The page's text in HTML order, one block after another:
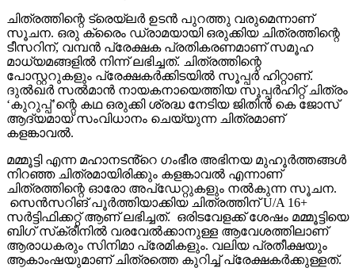
ചിത്രത്തിന്റെ ട്രെയ്‌ലർ ഉടൻ പുറത്തു വരുമെന്നാണ്
സൂചന. ഒരു ക്രൈം ഡ്രാമയായി ഒരുക്കിയ ചിത്രത്തിന്റെ
ടീസറിന്, വമ്പൻ പ്രേക്ഷക പ്രതികരണമാണ് സമൂഹ
മാധ്യമങ്ങളിൽ നിന്ന് ലഭിച്ചത്. ചിത്രത്തിന്റെ
പോസ്റ്ററുകളും പ്രേക്ഷകർക്കിടയിൽ സൂപ്പർ ഹിറ്റാണ്.
ദുൽഖർ സൽമാൻ നായകനായെത്തിയ സൂപ്പർഹിറ്റ് ചിത്രം
‘കുറുപ്പ്’ന്റെ കഥ ഒരുക്കി ശ്രദ്ധ നേടിയ ജിതിൻ കെ ജോസ്
ആദ്യമായ് സംവിധാനം ചെയ്യുന്ന ചിത്രമാണ്
കളങ്കാവൽ.
മമ്മൂട്ടി എന്ന മഹാനടൻ്റെ ഗംഭീര അഭിനയ മുഹൂർത്തങ്ങൾ
നിറഞ്ഞ ചിത്രമായിരിക്കും കളങ്കാവൽ എന്നാണ്
ചിത്രത്തിന്റെ ഓരോ അപ്‌ഡേറ്റുകളും നൽകുന്ന സൂചന.
സെൻസറിങ് പൂർത്തിയാക്കിയ ചിത്രത്തിന് U/A 16+
സർട്ടിഫിക്കറ്റ് ആണ് ലഭിച്ചത്. ഒരിടവേളക്ക് ശേഷം മമ്മൂട്ടിയെ
ബിഗ് സ്‌ക്രീനിൽ വരവേൽക്കാനുള്ള ആവേശത്തിലാണ്
ആരാധകരും സിനിമാ പ്രേമികളും. വലിയ പ്രതീക്ഷയും
ആകാംഷയുമാണ് ചിത്രത്തെ കുറിച്ച് പ്രേക്ഷകർക്കുള്ളത്.